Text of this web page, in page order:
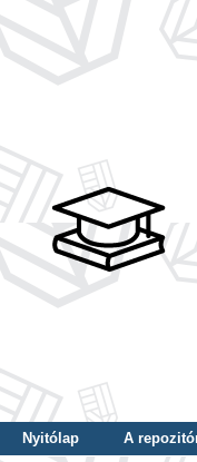
Nyitólap A